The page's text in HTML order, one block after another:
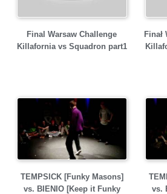
Final Warsaw Challenge
Killafornia vs Squadron part1
Finał
TEMPSICK [Funky Masons]
vs. BIENIO [Keep it Funky
vs.